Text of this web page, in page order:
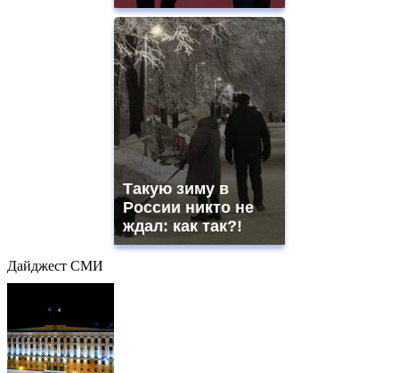
Такую зиму в
России никто не
ждал: как так?!
Дайджест СМИ